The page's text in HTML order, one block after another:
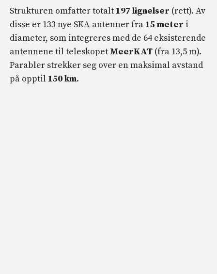
Strukturen omfatter totalt 197 lignelser (rett). Av
disse er 133 nye SKA-antenner fra 15 meter i
diameter, som integreres med de 64 eksisterende
antennene til teleskopet MeerKAT (fra 13,5 m).
Parabler strekker seg over en maksimal avstand
på opptil 150 km.